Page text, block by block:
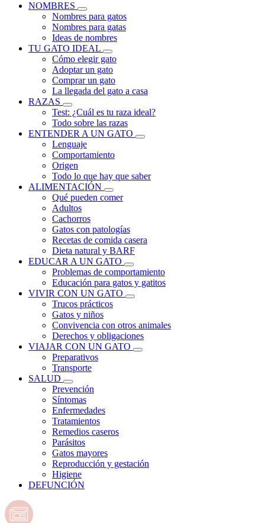
NOMBRES
Nombres para gatos
Nombres para gatas
Ideas de nombres
TU GATO IDEAL
Cómo elegir gato
Adoptar un gato
Comprar un gato
La llegada del gato a casa
RAZAS
Test: ¿Cuál es tu raza ideal?
Todo sobre las razas
ENTENDER A UN GATO
Lenguaje
Comportamiento
Origen
Todo lo que hay que saber
ALIMENTACIÓN
Qué pueden comer
Adultos
Cachorros
Gatos con patologías
Recetas de comida casera
Dieta natural y BARF
EDUCAR A UN GATO
Problemas de comportamiento
Educación para gatos y gatitos
VIVIR CON UN GATO
Trucos prácticos
Gatos y niños
Convivencia con otros animales
Derechos y obligaciones
VIAJAR CON UN GATO
Preparativos
Transporte
SALUD
Prevención
Síntomas
Enfermedades
Tratamientos
Remedios caseros
Parásitos
Gatos mayores
Reproducción y gestación
Higiene
DEFUNCIÓN